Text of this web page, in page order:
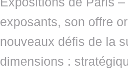
exposants, son offre
nouveaux défis de la
dimensions :